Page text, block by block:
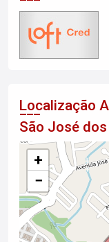
Localização
São José
+
−